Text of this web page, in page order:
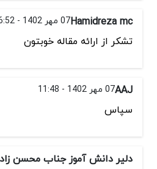
Hamidreza mc07 مهر 1402 - 16:52
تشكر از ارائه مقاله خوبتون
AAJ07 مهر 1402 - 11:48
سپاس
دلیر دانش آموز جناب محسن